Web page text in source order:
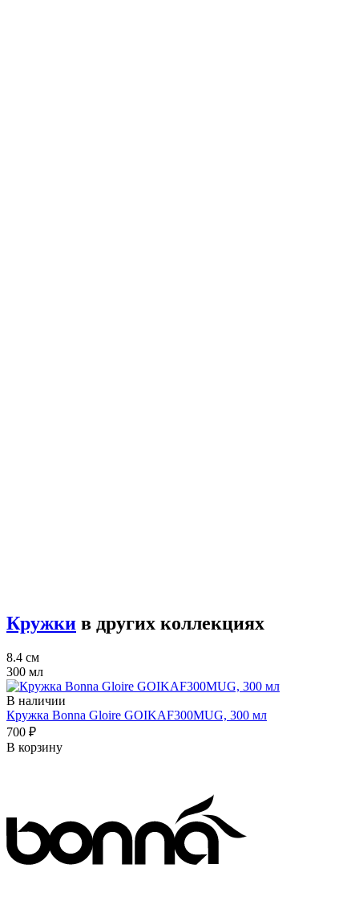
Кружки в других коллекциях
8.4 см
300 мл
В наличии
Кружка Bonna Gloire GOIKAF300MUG, 300 мл
700 ₽
В корзину